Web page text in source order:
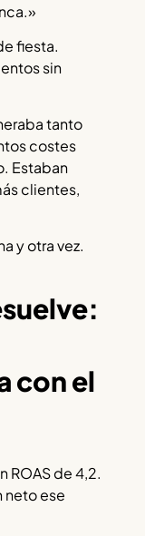
fiesta.
sin
tanto
costes
Estaban
clientes,
y otra vez.
con el
ROAS de 4,2.
neto ese